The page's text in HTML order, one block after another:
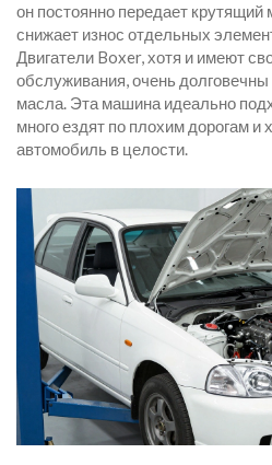
он постоянно передает крутящий
снижает износ отдельных
Двигатели Boxer, хотя и имеют
обслуживания, очень
масла. Эта машина идеально
много ездят по плохим дорогам и
автомобиль в целости.